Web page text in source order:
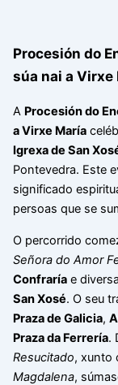
Procesión do
súa nai a Virxe
A Procesión do
a Virxe María
Igrexa de San
Pontevedra. Este
significado
persoas que se
O percorrido
Señora do Amor
Confraríae
San Xosé. O seu
Praza de Galicia,
Praza da Ferrería.
Resucitado, xunto
Magdalena,